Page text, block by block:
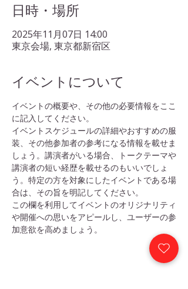
日時・場所
2025年11月07日 14:00
東京会場, 東京都新宿区
イベントについて
イベントの概要や、その他の必要情報をここ
に記入してください。
イベントスケジュールの詳細やおすすめの服
装、その他参加者の参考になる情報を載せま
しょう。講演者がいる場合、トークテーマや
講演者の短い経歴を載せるのもいいでしょ
う。特定の方を対象にしたイベントである場
合は、その旨を明記してください。
この欄を利用してイベントのオリジナリティ
や開催への思いをアピールし、ユーザーの参
加意欲を高めましょう。